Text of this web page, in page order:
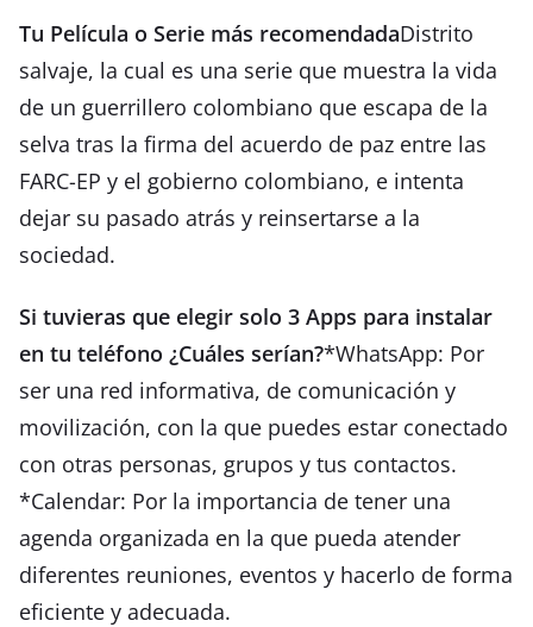
Tu Película o Serie más recomendadaDistrito
salvaje, la cual es una serie que muestra la vida
de un guerrillero colombiano que escapa de la
selva tras la firma del acuerdo de paz entre las
FARC-EP y el gobierno colombiano, e intenta
dejar su pasado atrás y reinsertarse a la
sociedad.
Si tuvieras que elegir solo 3 Apps para instalar
en tu teléfono ¿Cuáles serían?*WhatsApp: Por
ser una red informativa, de comunicación y
movilización, con la que puedes estar conectado
con otras personas, grupos y tus contactos.
*Calendar: Por la importancia de tener una
agenda organizada en la que pueda atender
diferentes reuniones, eventos y hacerlo de forma
eficiente y adecuada.